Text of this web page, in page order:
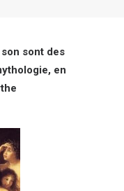
sont des
en